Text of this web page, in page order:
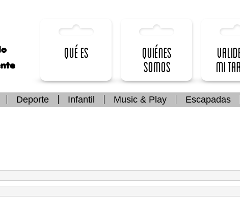
Qué es
Quiénes
somos
mi
Deporte Infantil Music & Play Escapadas